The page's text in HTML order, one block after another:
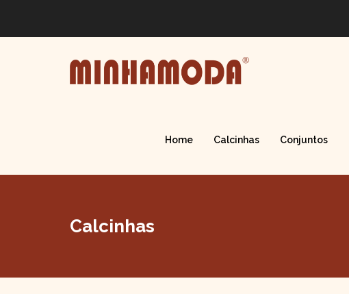
Home Calcinhas Conjuntos
Calcinhas